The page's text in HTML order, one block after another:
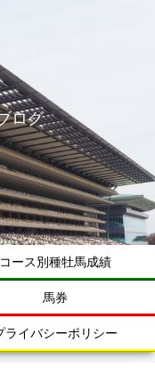
ログ
コース別種牡馬成績
馬券
ライバシーポリシー